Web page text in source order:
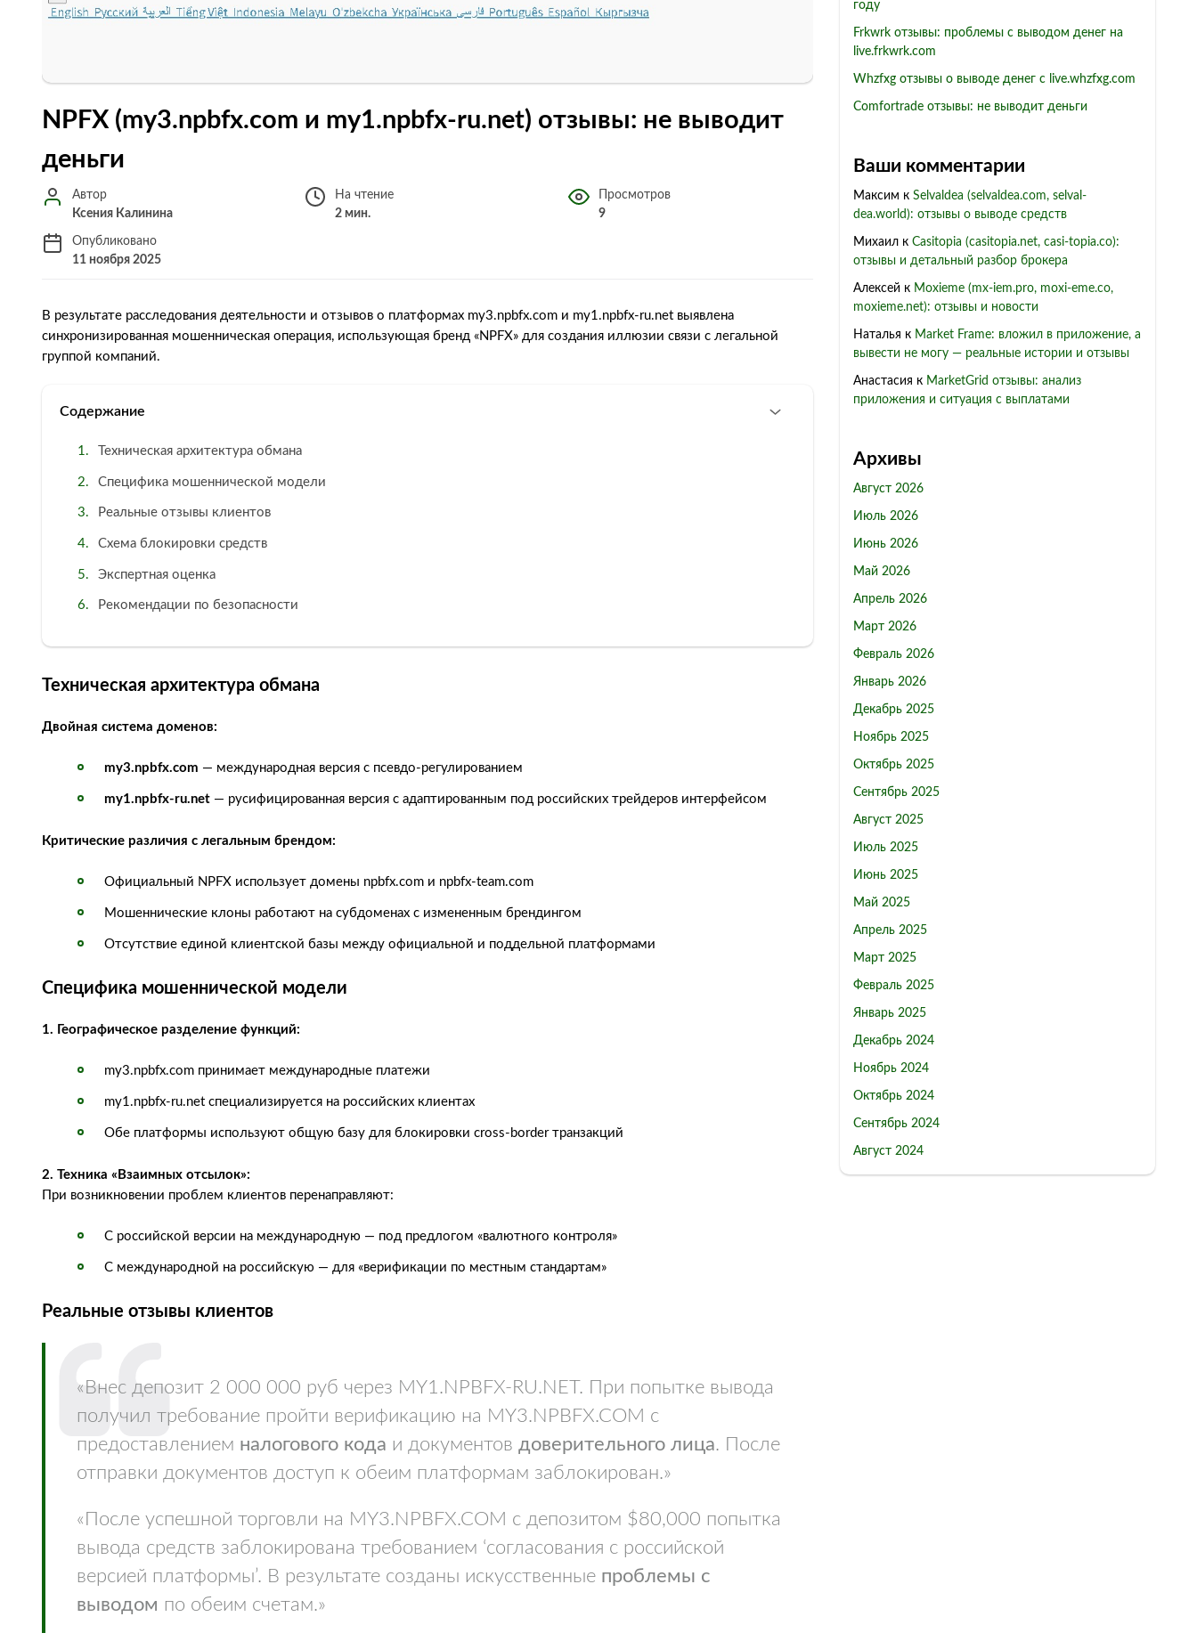
NPFX (my3.npbfx.com и my1.npbfx-ru.net) отзывы: не выводит
деньги
Автор
Ксения Калинина
На чтение
2 мин.
Просмотров
9
Опубликовано
11 ноября 2025
В результате расследования деятельности и отзывов о платформах my3.npbfx.com и my1.npbfx-ru.net выявлена
синхронизированная мошенническая операция, использующая бренд «NPFX» для создания иллюзии связи с легальной
группой компаний.
Содержание
Техническая архитектура обмана
Специфика мошеннической модели
Реальные отзывы клиентов
Схема блокировки средств
Экспертная оценка
Рекомендации по безопасности
Техническая архитектура обмана
Двойная система доменов:
my3.npbfx.com — международная версия с псевдо-регулированием
my1.npbfx-ru.net — русифицированная версия с адаптированным под российских трейдеров интерфейсом
Критические различия с легальным брендом:
Официальный NPFX использует домены npbfx.com и npbfx-team.com
Мошеннические клоны работают на субдоменах с измененным брендингом
Отсутствие единой клиентской базы между официальной и поддельной платформами
Специфика мошеннической модели
1. Географическое разделение функций:
my3.npbfx.com принимает международные платежи
my1.npbfx-ru.net специализируется на российских клиентах
Обе платформы используют общую базу для блокировки cross-border транзакций
2. Техника «Взаимных отсылок»:
При возникновении проблем клиентов перенаправляют:
С российской версии на международную — под предлогом «валютного контроля»
С международной на российскую — для «верификации по местным стандартам»
Реальные отзывы клиентов
«Внес депозит 2 000 000 руб через MY1.NPBFX-RU.NET. При попытке вывода
получил требование пройти верификацию на MY3.NPBFX.COM с
предоставлением налогового кода и документов доверительного лица. После
отправки документов доступ к обеим платформам заблокирован.»
«После успешной торговли на MY3.NPBFX.COM с депозитом $80,000 попытка
вывода средств заблокирована требованием ‘согласования с российской
версией платформы’. В результате созданы искусственные проблемы с
выводом по обеим счетам.»
году
Frkwrk отзывы: проблемы с выводом денег на
live.frkwrk.com
Whzfxg отзывы о выводе денег с live.whzfxg.com
Comfortrade отзывы: не выводит деньги
Ваши комментарии
Максим к Selvaldea (selvaldea.com, selval-
dea.world): отзывы о выводе средств
Михаил к Casitopia (casitopia.net, casi-topia.co):
отзывы и детальный разбор брокера
Алексей к Moxieme (mx-iem.pro, moxi-eme.co,
moxieme.net): отзывы и новости
Наталья к Market Frame: вложил в приложение, а
вывести не могу — реальные истории и отзывы
Анастасия к MarketGrid отзывы: анализ
приложения и ситуация с выплатами
Архивы
Август 2026
Июль 2026
Июнь 2026
Май 2026
Апрель 2026
Март 2026
Февраль 2026
Январь 2026
Декабрь 2025
Ноябрь 2025
Октябрь 2025
Сентябрь 2025
Август 2025
Июль 2025
Июнь 2025
Май 2025
Апрель 2025
Март 2025
Февраль 2025
Январь 2025
Декабрь 2024
Ноябрь 2024
Октябрь 2024
Сентябрь 2024
Август 2024